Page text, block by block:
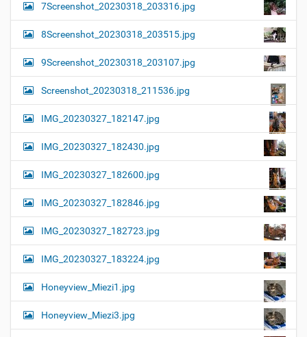
7Screenshot_20230318_203316.jpg
8Screenshot_20230318_203515.jpg
9Screenshot_20230318_203107.jpg
Screenshot_20230318_211536.jpg
IMG_20230327_182147.jpg
IMG_20230327_182430.jpg
IMG_20230327_182600.jpg
IMG_20230327_182846.jpg
IMG_20230327_182723.jpg
IMG_20230327_183224.jpg
Honeyview_Miezi1.jpg
Honeyview_Miezi3.jpg